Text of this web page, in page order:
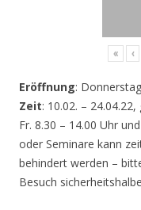
« ‹
Eröffnung:
Zeit: 10.02. –
Fr. 8.30 – 14.00 Uhr
oder Seminare kann
behindert werden –
Besuch